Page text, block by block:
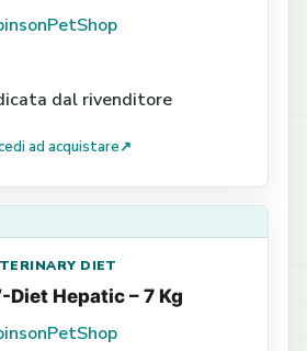
dal rivenditore
ad acquistare↗
DIET
Diet Hepatic – 7 Kg